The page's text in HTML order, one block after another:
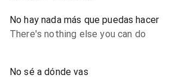
No hay nada más que puedas hacer
There's nothing else you can do
No sé a dónde vas